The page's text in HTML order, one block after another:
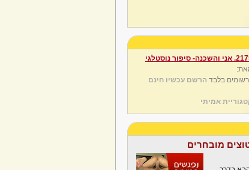
והשכנה- סיפור נוסטלגי
בלבד הרשם עכשיו חינם
אמיתי
מובחרים